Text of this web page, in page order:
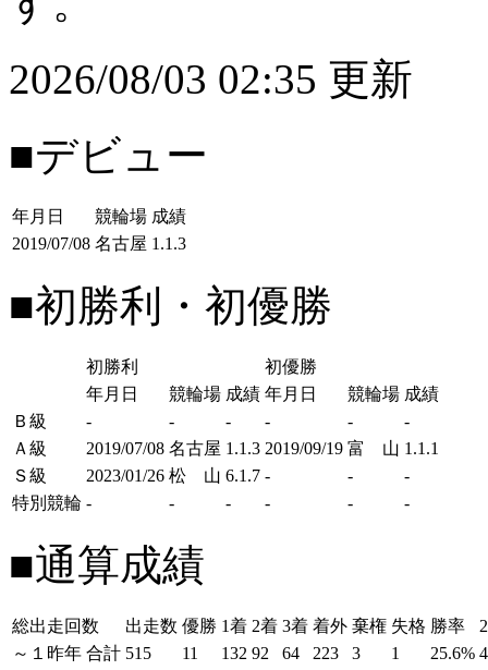
2026/08/03 02:35 更新
■デビュー
年月日 競輪場 成績
2019/07/08 名古屋 1.1.3
■初勝利・初優勝
初勝利
初優勝
年月日
競輪場 成績 年月日 競輪場 成績
Ｂ級
- - - - -
-
Ａ級
2019/07/08 名古屋 1.1.3 2019/09/19 富 山 1.1.1
Ｓ級
2023/01/26 松 山 6.1.7 - -
-
特別競輪 - - - - - -
■通算成績
総出走回数 出走数 優勝 1着 2着 3着 着外 棄権 失格 勝率
～１昨年 合計 515 11 132 92 64 223 3 1 25.6%